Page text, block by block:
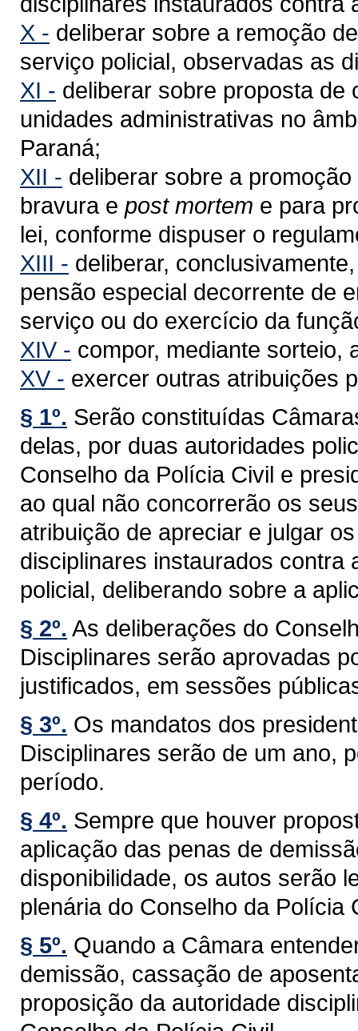
X - deliberar sobre a remoção
serviço policial, observadas as
XI - deliberar sobre proposta de
unidades administrativas no
Paraná;
XII - deliberar sobre a
bravura e post mortem e para
lei, conforme dispuser o
XIII - deliberar,
pensão especial decorrente de
serviço ou do exercício da
XIV - compor, mediante sorteio,
XV - exercer outras atribuições
§ 1º. Serão constituídas
delas, por duas autoridades
Conselho da Polícia Civil e
ao qual não concorrerão os
atribuição de apreciar e julgar
disciplinares instaurados contra
policial, deliberando sobre a
§ 2º. As deliberações do
Disciplinares serão aprovadas
justificados, em sessões
§ 3º. Os mandatos dos
Disciplinares serão de um ano,
período.
§ 4º. Sempre que houver
aplicação das penas de
disponibilidade, os autos serão
plenária do Conselho da Polícia
§ 5º. Quando a Câmara
demissão, cassação de
proposição da autoridade